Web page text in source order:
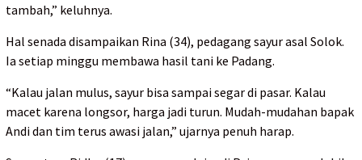
tambah,” keluhnya.
Hal senada disampaikan Rina (34), pedagang sayur asal Solok.
Ia setiap minggu membawa hasil tani ke Padang.
“Kalau jalan mulus, sayur bisa sampai segar di pasar. Kalau
macet karena longsor, harga jadi turun. Mudah-mudahan bapak
Andi dan tim terus awasi jalan,” ujarnya penuh harap.